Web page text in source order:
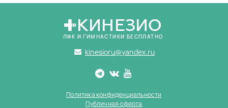
КИНЕЗИО
ЛФК И ГИМНАСТИКИ БЕСПЛАТНО
kinesioru@yandex.ru
Политика конфиденциальности
Публичная оферта